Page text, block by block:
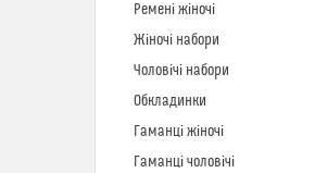
Ремені жіночі
Жіночі набори
Чоловічі набори
Обкладинки
Гаманці жіночі
Гаманці чоловічі